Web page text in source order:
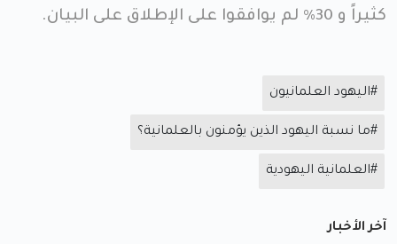
كثيراً و 30٪ لم يوافقوا على الإطلاق على البيان.
#اليهود العلمانيون
#ما نسبة اليهود الذين يؤمنون بالعلمانية؟
#العلمانية اليهودية
آخر الأخبار